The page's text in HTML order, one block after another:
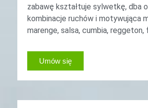
zabawę kształtuje sylwetkę, dba
kombinacje ruchów i motywująca
marenge, salsa, cumbia,
Umów się